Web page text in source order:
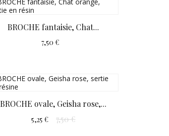
BROCHE fantaisie, Chat...
7,50 €
BROCHE ovale, Geisha rose,...
5,25 € 7,50 €